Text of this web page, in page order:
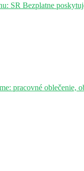
SR Bezplatne
pracovné oblečenie,